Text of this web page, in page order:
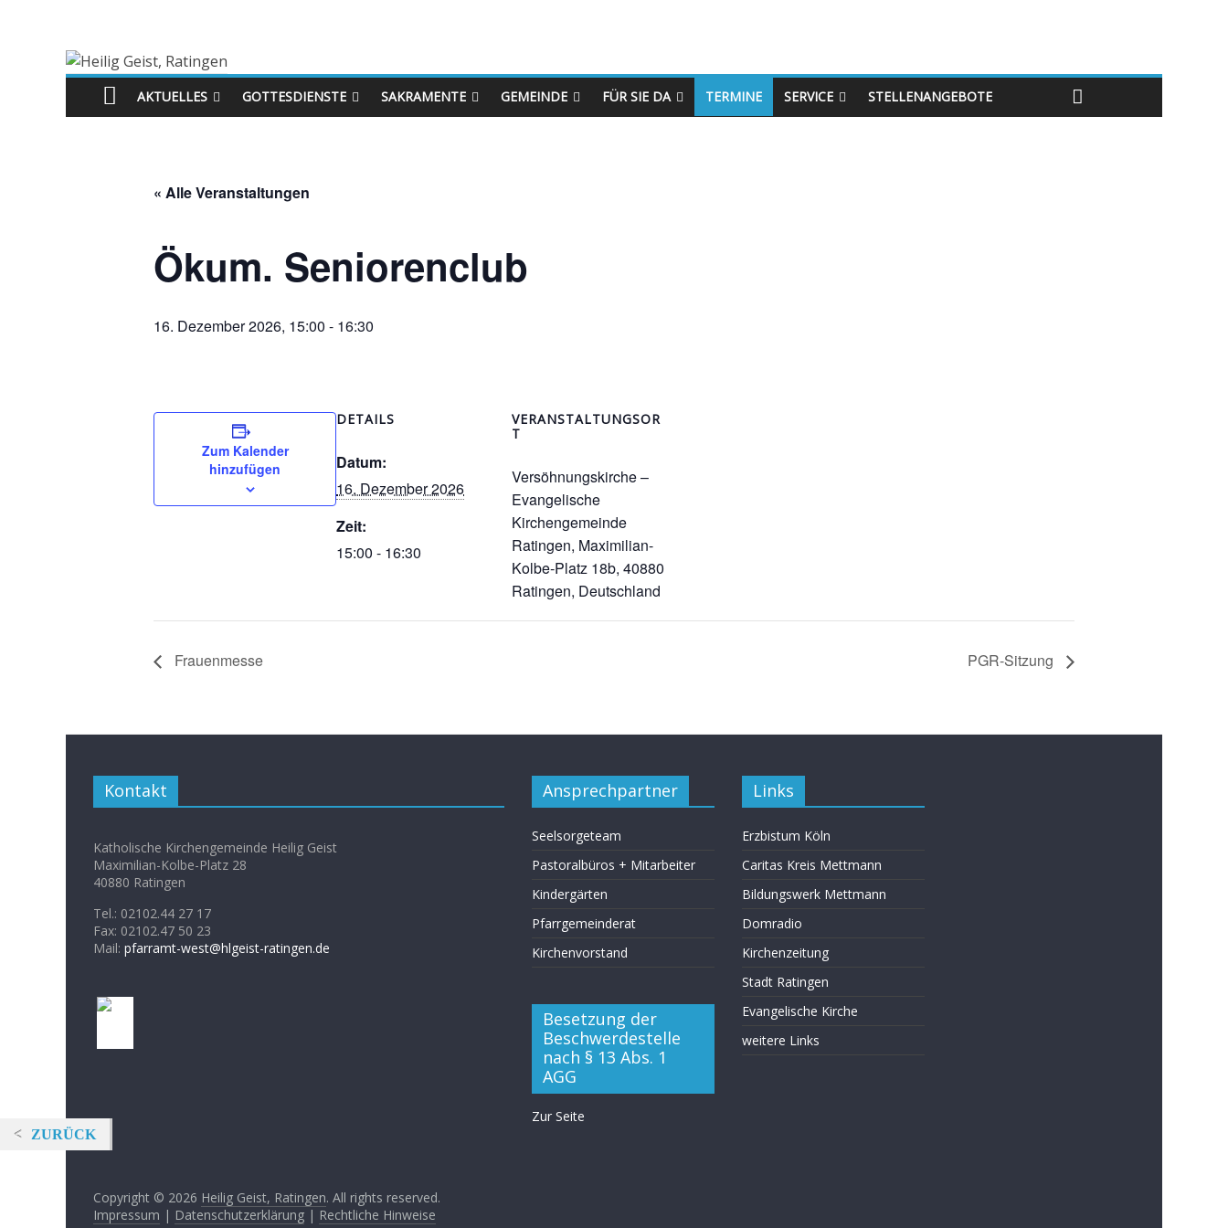
AKTUELLES GOTTESDIENSTE SAKRAMENTE GEMEINDE FÜR SIE DA TERMINE SERVICE STELLENANGEBOTE
« Alle Veranstaltungen
Ökum. Seniorenclub
16. Dezember 2026, 15:00 - 16:30
Zum Kalender
hinzufügen
DETAILS
Datum:
16. Dezember 2026
Zeit:
15:00 - 16:30
VERANSTALTUNGSOR
T
Versöhnungskirche –
Evangelische
Kirchengemeinde
Ratingen, Maximilian-
Kolbe-Platz 18b, 40880
Ratingen, Deutschland
Frauenmesse PGR-Sitzung
Kontakt
Katholische Kirchengemeinde Heilig Geist
Maximilian-Kolbe-Platz 28
40880 Ratingen
Tel.: 02102.44 27 17
Fax: 02102.47 50 23
Mail: pfarramt-west@hlgeist-ratingen.de
Ansprechpartner
Seelsorgeteam
Pastoralbüros + Mitarbeiter
Kindergärten
Pfarrgemeinderat
Kirchenvorstand
Besetzung der
Beschwerdestelle
nach § 13 Abs. 1
AGG
Zur Seite
Links
Erzbistum Köln
Caritas Kreis Mettmann
Bildungswerk Mettmann
Domradio
Kirchenzeitung
Stadt Ratingen
Evangelische Kirche
weitere Links
Copyright © 2026 Heilig Geist, Ratingen. All rights reserved.
Impressum | Datenschutzerklärung | Rechtliche Hinweise
ZURÜCK